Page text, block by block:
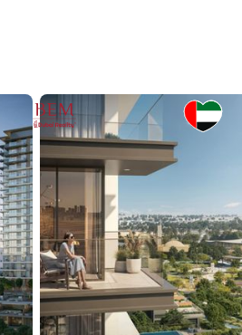
EMAAR Hillside